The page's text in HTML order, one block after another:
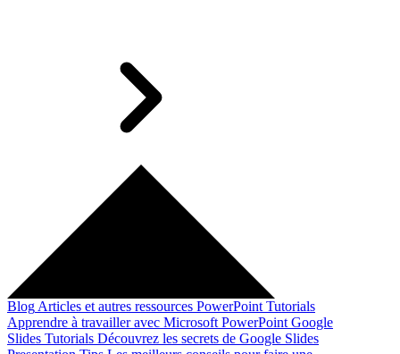
Blog Articles et autres ressources PowerPoint Tutorials
Apprendre à travailler avec Microsoft PowerPoint Google
Slides Tutorials Découvrez les secrets de Google Slides